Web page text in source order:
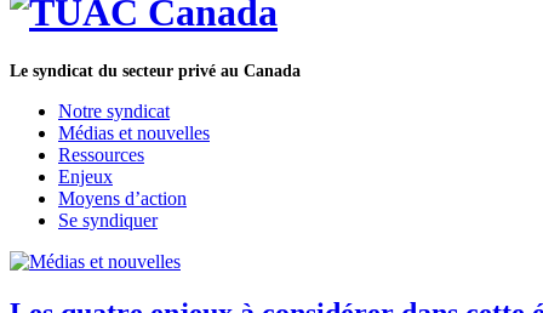
Le syndicat du secteur privé au Canada
Notre syndicat
Médias et nouvelles
Ressources
Enjeux
Moyens d’action
Se syndiquer